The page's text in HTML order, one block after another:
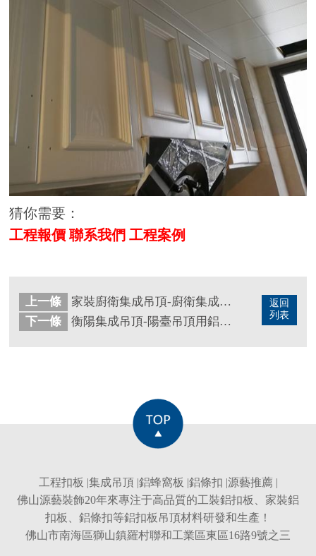
猜你需要：
工程報價 聯系我們 工程案例
返回
列表
上一條
家裝廚衛集成吊頂-廚衛集成吊頂廠家告訴你
下一條
衡陽集成吊頂-陽臺吊頂用鋁扣板好不好
工程扣板 |集成吊頂|鋁蜂窩板 |鋁條扣 |源藝推薦|
佛山源藝裝飾20年來專注于高品質的工裝鋁扣板
家裝鋁
扣板
鋁條扣等鋁扣板吊頂材料研發和生產！
佛山市南海區獅山鎮羅村聯和工業區東區16路9號之三